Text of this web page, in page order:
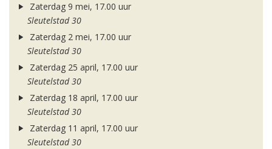
Zaterdag 9 mei, 17.00 uur
Sleutelstad 30
Zaterdag 2 mei, 17.00 uur
Sleutelstad 30
Zaterdag 25 april, 17.00 uur
Sleutelstad 30
Zaterdag 18 april, 17.00 uur
Sleutelstad 30
Zaterdag 11 april, 17.00 uur
Sleutelstad 30